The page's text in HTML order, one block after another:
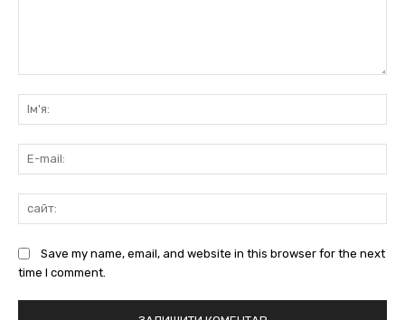
Save my name, email, and website in this browser for the next
time I comment.